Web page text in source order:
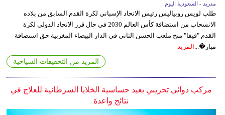
مدريد - السعودية اليوم
طلب لويس روبياليس رئيس الاتحاد الإسباني لكرة القدم السابق من بلاده
الانسحاب من استضافة كأس العالم 2030 في حال قرر الاتحاد الدولي لكرة
القدم "فيفا" منح ملعب الحسن الثاني في الدار البيضاء المغربية حق استضافة
مبار�... المزيد
المزيد من التحقيقات السياحية
مركب دوائي تجريبي يعيد حساسية الخلايا السرطانية للعلاج في
نتائج واعدة